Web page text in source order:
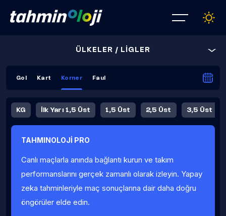
ÜLKELER / LİGLER
Gol Kart Korner Faul
KG İlk Yarı 1,5 Üst 1,5 Üst 2,5 Üst 3,5 Üst
Fauller Ortalama
TAHMINOLOJİ PRO
Canlı maçlarla anında bağlantı kurun ve takım
performanslarını gerçek zamanlı olarak izleyin. Yapay
zeka tahminleriyle maç sonuçlarına dair daha doğru
öngörüler elde edin.